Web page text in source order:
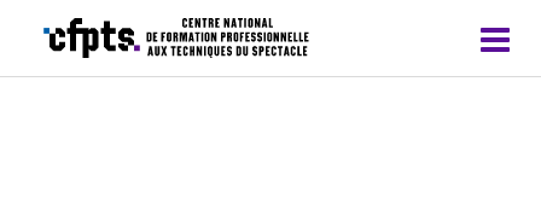
CFPTS – formations en apprentissage